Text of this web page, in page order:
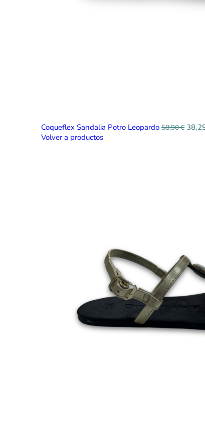
Coqueflex Sandalia Potro Leopardo 58,90€
Volver a productos